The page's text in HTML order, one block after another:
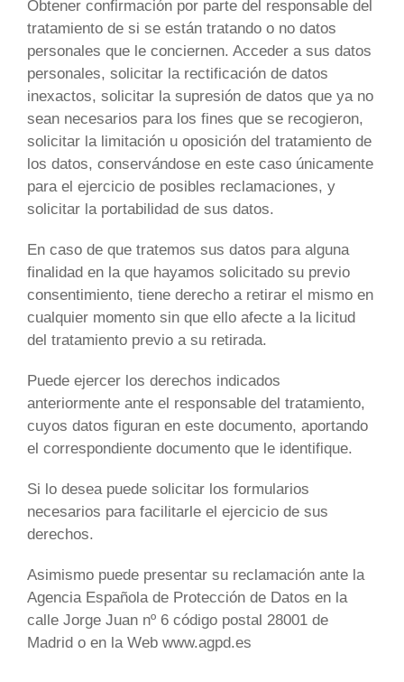
Obtener confirmación por parte del responsable del
tratamiento de si se están tratando o no datos
personales que le conciernen. Acceder a sus datos
personales, solicitar la rectificación de datos
inexactos, solicitar la supresión de datos que ya no
sean necesarios para los fines que se recogieron,
solicitar la limitación u oposición del tratamiento de
los datos, conservándose en este caso únicamente
para el ejercicio de posibles reclamaciones, y
solicitar la portabilidad de sus datos.
En caso de que tratemos sus datos para alguna
finalidad en la que hayamos solicitado su previo
consentimiento, tiene derecho a retirar el mismo en
cualquier momento sin que ello afecte a la licitud
del tratamiento previo a su retirada.
Puede ejercer los derechos indicados
anteriormente ante el responsable del tratamiento,
cuyos datos figuran en este documento, aportando
el correspondiente documento que le identifique.
Si lo desea puede solicitar los formularios
necesarios para facilitarle el ejercicio de sus
derechos.
Asimismo puede presentar su reclamación ante la
Agencia Española de Protección de Datos en la
calle Jorge Juan nº 6 código postal 28001 de
Madrid o en la Web www.agpd.es